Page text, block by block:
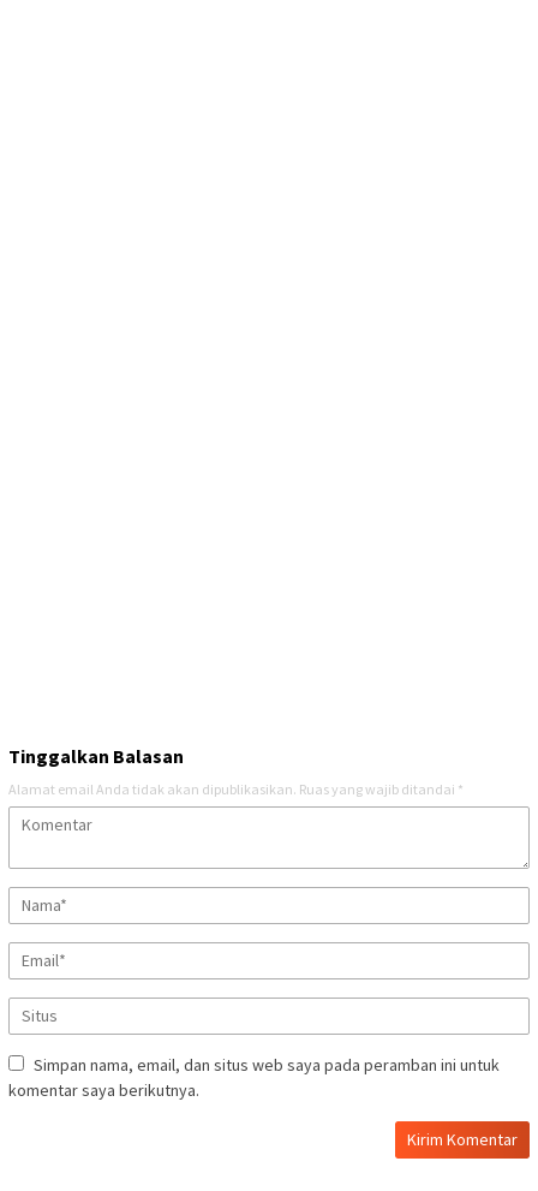
Tinggalkan Balasan
Alamat email Anda tidak akan dipublikasikan. Ruas yang wajib ditandai *
Simpan nama, email, dan situs web saya pada peramban ini untuk
komentar saya berikutnya.